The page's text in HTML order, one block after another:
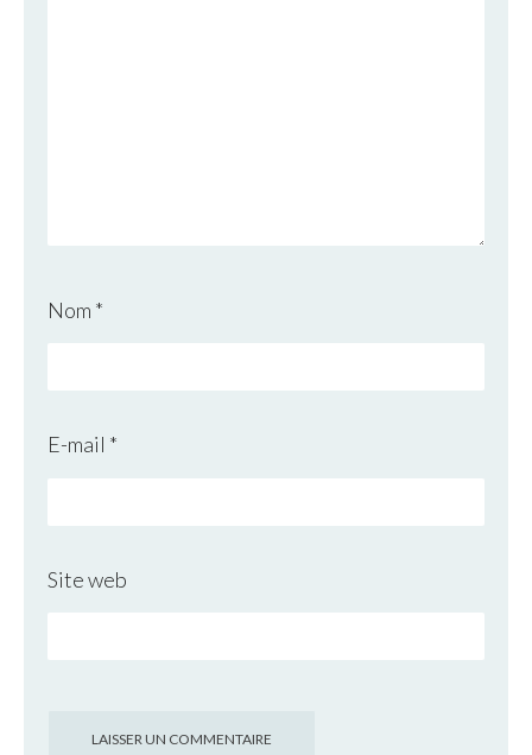
Nom *
E-mail *
Site web